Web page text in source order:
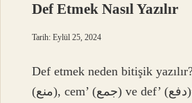
Def Etmek Nasıl Yazılır
Tarih: Eylül 25, 2024
Def etmek neden bitişik
(منع), cem’ (جمع) ve def’ (دفع)” sözcüklerinin